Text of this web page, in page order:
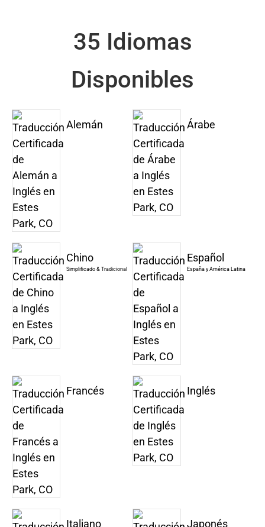
35 Idiomas
Disponibles
Alemán Árabe
Chino
Simplificado & Tradicional
Español
España y América Latina
Francés Inglés
Italiano Japonés